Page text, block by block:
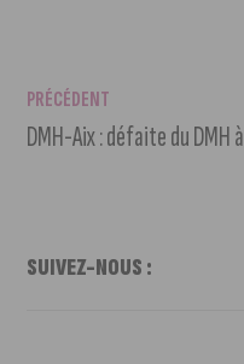
PRÉCÉDENT
SUIVEZ-NOUS :